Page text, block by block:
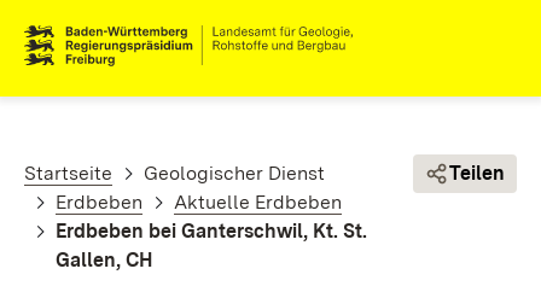
Pfadnavigation
Startseite
Geologischer Dienst
Erdbeben
Aktuelle Erdbeben
Erdbeben bei Ganterschwil, Kt. St.
Gallen, CH
Teilen